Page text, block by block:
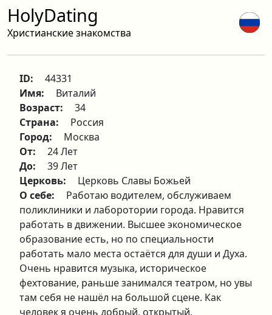
HolyDating
Христианские знакомства
ID:
44331
Имя:
Виталий
Возраст:
34
Страна:
Россия
Город:
Москва
От:
24 Лет
До:
39 Лет
Церковь:
Церковь Славы Божьей
О себе:
Работаю водителем, обслуживаем
поликлиники и лаборотории города. Нравится
работать в движении. Высшее экономическое
образование есть, но по специальности
работать мало места остаётся для души и Духа.
Очень нравится музыка, историческое
фехтование, раньше занимался театром, но увы
там себя не нашёл на большой сцене. Как
человек я очень добрый, открытый,